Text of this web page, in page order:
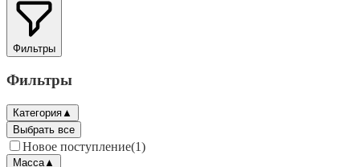
Фильтры
Фильтры
Категория▲
Выбрать все
Новое поступление(1)
Масса▲